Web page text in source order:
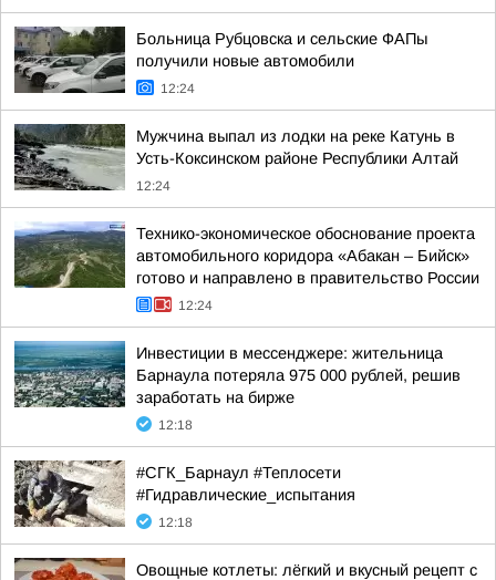
Больница Рубцовска и сельские ФАПы
получили новые автомобили
12:24
Мужчина выпал из лодки на реке Катунь в
Усть-Коксинском районе Республики Алтай
12:24
Технико-экономическое обоснование проекта
автомобильного коридора «Абакан – Бийск»
готово и направлено в правительство России
12:24
Инвестиции в мессенджере: жительница
Барнаула потеряла 975 000 рублей, решив
заработать на бирже
12:18
#СГК_Барнаул #Теплосети
#Гидравлические_испытания
12:18
Овощные котлеты: лёгкий и вкусный рецепт с